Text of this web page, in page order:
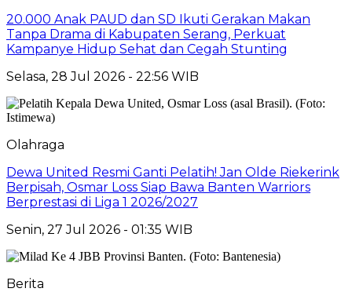
20.000 Anak PAUD dan SD Ikuti Gerakan Makan
Tanpa Drama di Kabupaten Serang, Perkuat
Kampanye Hidup Sehat dan Cegah Stunting
Selasa, 28 Jul 2026 - 22:56 WIB
Olahraga
Dewa United Resmi Ganti Pelatih! Jan Olde Riekerink
Berpisah, Osmar Loss Siap Bawa Banten Warriors
Berprestasi di Liga 1 2026/2027
Senin, 27 Jul 2026 - 01:35 WIB
Berita